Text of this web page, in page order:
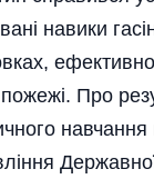
навики
Про